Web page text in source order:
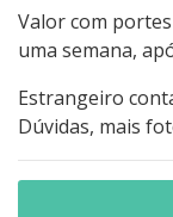
Valor com
uma semana,
Estrangeiro
Dúvidas, mais